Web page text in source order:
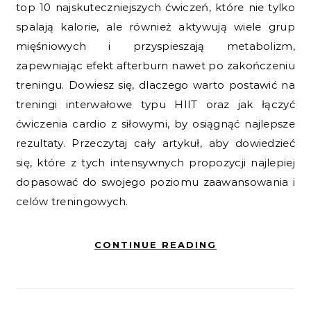
top 10 najskuteczniejszych ćwiczeń, które nie tylko
spalają kalorie, ale również aktywują wiele grup
mięśniowych i przyspieszają metabolizm,
zapewniając efekt afterburn nawet po zakończeniu
treningu. Dowiesz się, dlaczego warto postawić na
treningi interwałowe typu HIIT oraz jak łączyć
ćwiczenia cardio z siłowymi, by osiągnąć najlepsze
rezultaty. Przeczytaj cały artykuł, aby dowiedzieć
się, które z tych intensywnych propozycji najlepiej
dopasować do swojego poziomu zaawansowania i
celów treningowych.
CONTINUE READING